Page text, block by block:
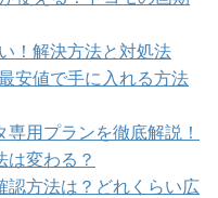
！解決方法と対処法
安値で手に入れる方法
用プランを徹底解説！
は変わる？
認方法は？どれくらい広